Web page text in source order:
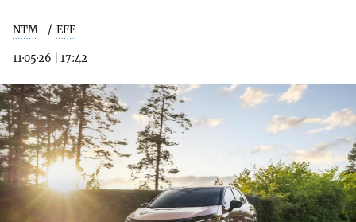
NTM EFE
11·05·26 17:42